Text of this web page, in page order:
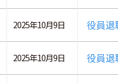
2025年10月9日 役員
2025年10月9日 役員退